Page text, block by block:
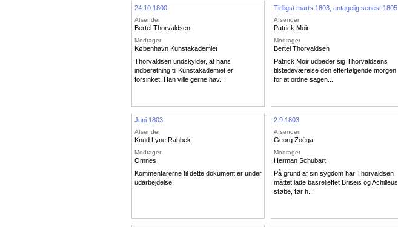
24.10.1800
Afsender
Bertel Thorvaldsen
Modtager
København Kunstakademiet
Thorvaldsen undskylder, at hans
indberetning til Kunstakademiet er
forsinket. Han ville gerne hav...
Tidligst marts 1803, antagelig senest 1805
Afsender
Patrick Moir
Modtager
Bertel Thorvaldsen
Patrick Moir udbeder sig Thorvaldsens
tilstedeværelse den efterfølgende morgen
for at ordne sagen...
Juni 1803
Afsender
Knud Lyne Rahbek
Modtager
Omnes
Kommentarerne til dette dokument er under
udarbejdelse.
2.9.1803
Afsender
Georg Zoëga
Modtager
Herman Schubart
På grund af sin sygdom har Thorvaldsen
måttet lade basrelieffet Briseis og Achilleus
støbe, før h...